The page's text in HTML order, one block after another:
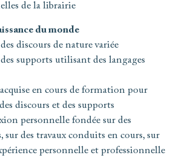
de la librairie
du monde
discours de nature variée
supports utilisant des langages
en cours de formation pour
discours et des supports
personnelle fondée sur des
sur des travaux conduits en cours, sur
personnelle et professionnelle